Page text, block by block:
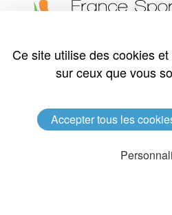
7 rue Pierre de
49136 LES PONTS DE CE
Tél. : 02 41 79 49 71
Ce site utilise des cookies
sur ceux que vous
Accepter tous les